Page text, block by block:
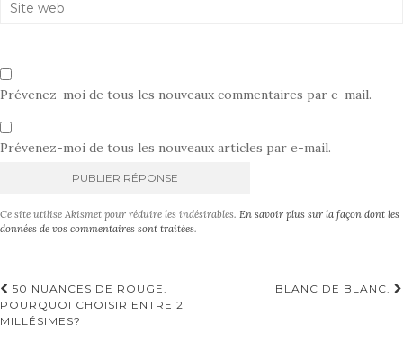
Prévenez-moi de tous les nouveaux commentaires par e-mail.
Prévenez-moi de tous les nouveaux articles par e-mail.
l
n
a
Ce site utilise Akismet pour réduire les indésirables. En savoir plus sur la façon dont les
données de vos commentaires sont traitées.
Navigation
d'article
50 NUANCES DE ROUGE.
POURQUOI CHOISIR ENTRE 2
MILLÉSIMES?
BLANC DE BLANC.